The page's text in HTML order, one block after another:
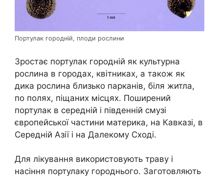
Портулак городній, плоди рослини
Зростає портулак городній як культурна
рослина в городах, квітниках, а також як
дика рослина близько парканів, біля житла,
по полях, піщаних місцях. Поширений
портулак в середній і південній смузі
європейської частини материка, на Кавказі, в
Середній Азії і на Далекому Сході.
Для лікування використовують траву і
насіння портулаку городнього. Заготовляють